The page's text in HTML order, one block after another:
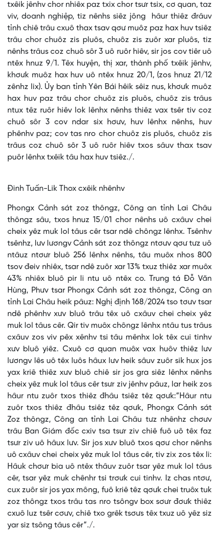
txêik jênhv chor nhiêx paz txix chor tsưr tsix, cơ quan, taz
viv, doanh nghiệp, tiz nênhs siêz jông hâur thiêz đrâuv
tỉnh chiê trâu cxuô thax tsav qơư muôz paz hax huv tsiêz
trâu chor chuôz zis pluôs, chuôz zis zuôr xar pluôs, tiz
nênhs trâus coz chuô sôr 3 uô ruôr hiêv, sir jos cov tiêr uô
ntêx hnuz 9/1. Têx huyện, thị xar, thành phố txêik jênhv,
khơưk muôz hax huv uô ntêx hnuz 20/1, (zos hnuz 21/12
zênhz lix). Ủy ban tỉnh Yên Bái hêik sêiz nus, khơưk muôz
hax huv paz trâu chor chuôz zis pluôs, chuôz zis trâus
ntux têz ruôr hiêv lok lênhx nênhs thiêz vax tsêr tiv coz
chuô sôr 3 cov ndar six hơưv, huv lênhx nênhs, huv
phênhv paz; cov tas nro chor chuôz zis pluôs, chuôz zis
trâus coz chuô sôr 3 uô ruôr hiêv txos sâuv thax tsav
puôr lênhx txêik tâu hax huv tsiêz./.
Đinh Tuấn-Lik Thox cxêik nhênhv
Phongx Cảnh sát zoz thôngz, Công an tỉnh Lai Châu
thôngz sâu, txos hnuz 15/01 chor nênhs uô cxâuv chei
cheix yêz muk lol tâus cêr tsar ndê chôngz lênhx. Tsênhv
tsênhz, lưv lươngv Cảnh sát zoz thôngz ntơưv qơư tưz uô
ntâuz ntơưr bluô 256 lênhx nênhs, tâu muôx nhos 800
tsov đeiv nhiêx, tsar ndê zuôr xar 13% txuz thiêz xar muôx
43% nhiêx bluô pir li ntu uô ntêx co. Trung tá Đỗ Văn
Hùng, Phưv tsar Phongx Cảnh sát zoz thôngz, Công an
tỉnh Lai Châu heik pâuz: Nghị định 168/2024 tso tơưv tsar
ndê phênhv xưv bluô trâu têx uô cxâuv chei cheix yêz
muk lol tâus cêr. Qir tiv muôx chôngz lênhx ntâu tus trâus
cxâuv zos viv pêx xênhv tsi tâu mênhx lok têx cui tinhv
xưv bluô yiêz. Cxuô cơ quan muôx vax huôv thiêz lưv
lươngv lês uô têx luôs hâux lưv heik sâuv zuôr sik hux jos
yax kriê thiêz xưv bluô chiê sir jos gra siêz lênhx nênhs
cheix yêz muk lol tâus cêr tsưr ziv jênhv pâuz, lar heik zos
hâur ntu zuôr txos thiêz đhâu tsiêz têz qơưk:“Hâur ntu
zuôr txos thiêz đhâu tsiêz têz qơưk, Phongx Cảnh sát
Zoz thôngz, Công an tỉnh Lai Châu tưz nhênhz chơưv
trâu Ban Giám đốc cxiv tsa tsưr ziv chiê fuô uô têx faz
tsưr ziv uô hâux lưv. Sir jos xưv bluô txos qơư chor nênhs
uô cxâuv chei cheix yêz muk lol tâus cêr, tiv zix zos têx li:
Hâuk chơưr bia uô ntêx thâuv zuôr tsar yêz muk lol tâus
cêr, tsar yêz muk chênhr tsi trơưk cui tinhv. Iz chas ntơư,
cux zuôr sir jos yax mông, fuô kriê têz qơưk chei truôx tuk
zoz thôngz txos trâu tas nro tsôngv box sơưr đơưk thiêz
cxuô luz tsêr cơưv, chiê txo grêk tsơưs têx txuz uô yêz siz
yar siz tsông tâus cêr”./.